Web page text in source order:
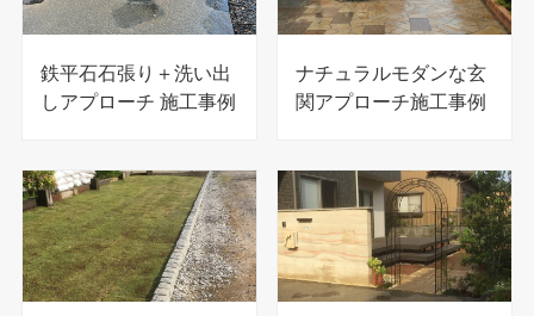
鉄平石石張り＋洗い出
しアプローチ 施工事例
ナチュラルモダンな玄
関アプローチ施工事例